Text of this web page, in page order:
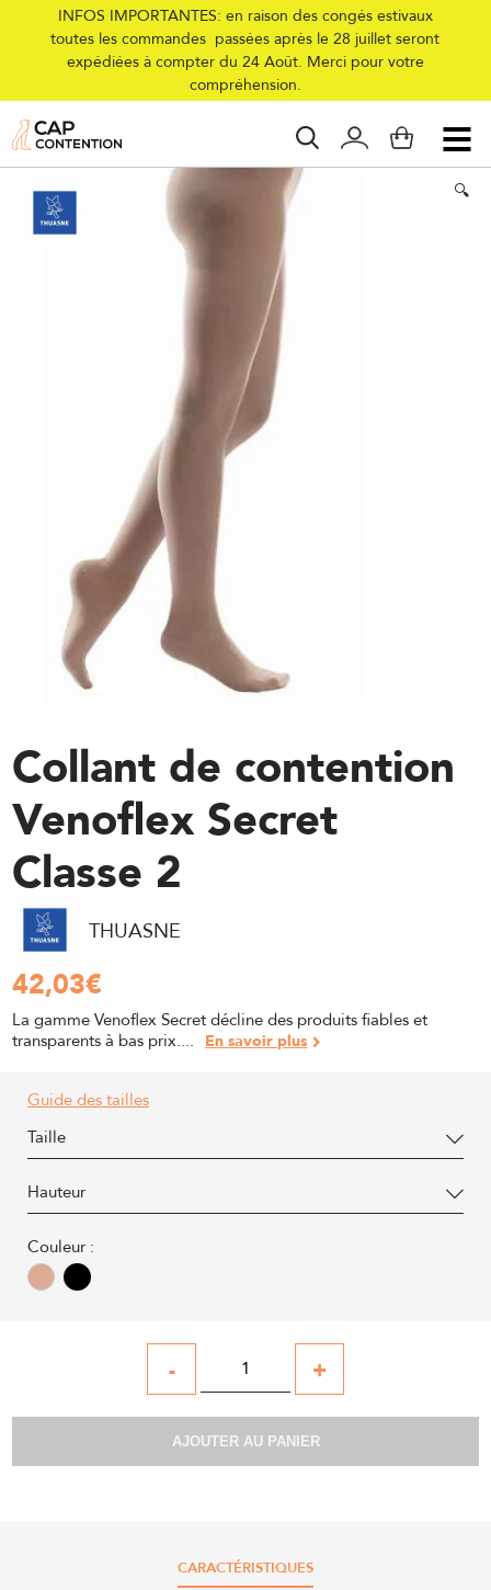
INFOS IMPORTANTES: en raison des congés estivaux
toutes les commandes passées après le 28 juillet seront
expédiées à compter du 24 Août. Merci pour votre
compréhension.
Femme / Compression
Collant de contention Venoflex Secret Classe 2
🔍
Collant de contention
Venoflex Secret
Classe 2
THUASNE
42,03€
La gamme Venoflex Secret décline des produits fiables et
transparents à bas prix.... En savoir plus
Guide des tailles
Taille
Hauteur
Couleur :
- +
AJOUTER AU PANIER
CARACTÉRISTIQUES